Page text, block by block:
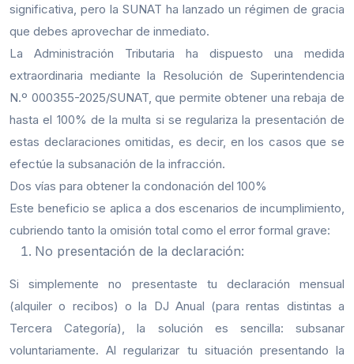
significativa, pero la SUNAT ha lanzado un régimen de gracia
que debes aprovechar de inmediato.
La Administración Tributaria ha dispuesto una medida
extraordinaria mediante la Resolución de Superintendencia
N.º 000355-2025/SUNAT, que permite obtener una rebaja de
hasta el 100% de la multa si se regulariza la presentación de
estas declaraciones omitidas, es decir, en los casos que se
efectúe la subsanación de la infracción.
Dos vías para obtener la condonación del 100%
Este beneficio se aplica a dos escenarios de incumplimiento,
cubriendo tanto la omisión total como el error formal grave:
No presentación de la declaración:
Si simplemente no presentaste tu declaración mensual
(alquiler o recibos) o la DJ Anual (para rentas distintas a
Tercera Categoría), la solución es sencilla: subsanar
voluntariamente. Al regularizar tu situación presentando la